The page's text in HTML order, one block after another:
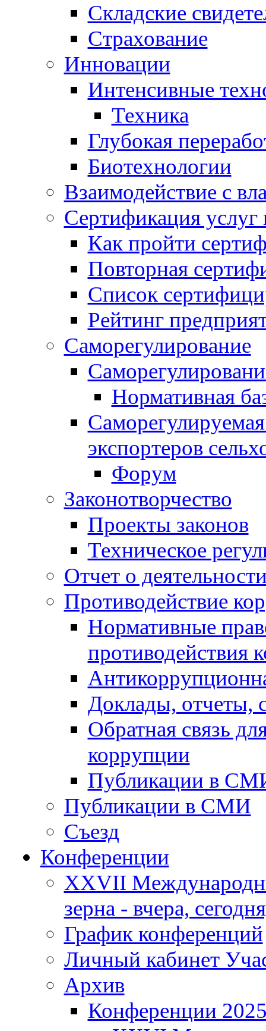
Складские
Страхование
Инновации
Интенсивные
Техника
Глубокая
Биотехнологии
Взаимодействие с
Сертификация услуг
Как пройти
Повторная
Список
Рейтинг
Саморегулирование
Нормативная
экспортеров
Форум
Законотворчество
Проекты законов
Техническое
Отчет о
Противодействие
Нормативные
противодействия
Доклады, отчеты,
Обратная связь
коррупции
Публикации в
Публикации в СМИ
Съезд
Конференции
XXVII
зерна - вчера,
График конференций
Личный кабинет
Архив
Конференции